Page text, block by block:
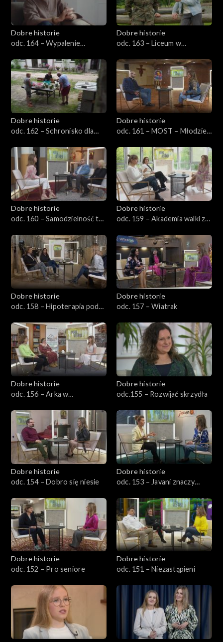
Dobre historie
odc. 164 – Wypalenie
Dobre historie
odc. 163 – Liceum w
charakterów
Dobre historie
odc. 162 – Schronisko dla
opiekuńczymi
Dobre historie
odc. 161 – MOST – Młodzież
Dobre historie
odc. 160 – Samodzielność to
Dobre historie
odc. 159 – Akademia walki z
Dobre historie
odc. 158 – Hipoterapia pod
Dobre historie
odc. 157 – Wiatrak
Dobre historie
odc. 156 – Arka w
Dobre historie
odc.155 – Rozwijać skrzydła
Dobre historie
odc. 154 – Dobro się niesie
Dobre historie
odc. 153 – Javani znaczy
Dobre historie
odc. 152 – Pro seniore
Dobre historie
odc. 151 – Niezastąpieni